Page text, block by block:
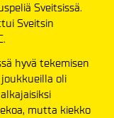
Sveitsissä.
Sveitsin
hyvä tekemisen
oli
mutta kiekko